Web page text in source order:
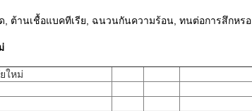
, ต้านเชื้อแบคทีเรีย, ฉนวนกันความร้อน, ทนต่อการสึกหรอ
ใหม่